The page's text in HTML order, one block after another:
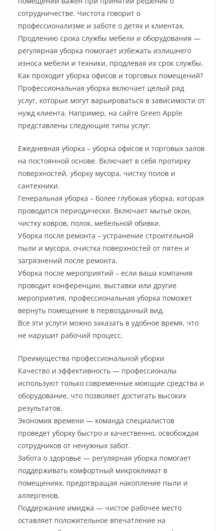
сотрудничестве. Чистота говорит о
профессионализме и заботе о детях и клиентах.
Продлению срока службы мебели и оборудования —
регулярная уборка помогает избежать излишнего
износа мебели и техники, продлевая их срок службы.
Как проходит уборка офисов и торговых помещений?
Профессиональная уборка включает целый ряд
услуг, которые могут варьироваться в зависимости от
нужд клиента. Например, на сайте Green Apple
представлены следующие типы услуг:
Ежедневная уборка – уборка офисов и торговых залов
на постоянной основе. Включает в себя протирку
поверхностей, уборку мусора, чистку полов и
сантехники.
Генеральная уборка – более глубокая уборка, которая
проводится периодически. Включает мытье окон,
чистку ковров, полок, мебельной обивки.
Уборка после ремонта – устранение строительной
пыли и мусора, очистка поверхностей от пятен и
загрязнений после ремонта.
Уборка после мероприятий – если ваша компания
проводит конференции, выставки или другие
мероприятия, профессиональная уборка поможет
вернуть помещение в первозданный вид.
Все эти услуги можно заказать в удобное время, что
не нарушит рабочий процесс.
Преимущества профессиональной уборки
Качество и эффективность — профессионалы
используют только современные моющие средства и
оборудование, что позволяет достигать высоких
результатов.
Экономия времени — команда специалистов
проведет уборку быстро и качественно, освобождая
сотрудников от ненужных забот.
Забота о здоровье — регулярная уборка помогает
поддерживать комфортный микроклимат в
помещениях, предотвращая накопление пыли и
аллергенов.
Поддержание имиджа — чистое рабочее место
оставляет положительное впечатление на